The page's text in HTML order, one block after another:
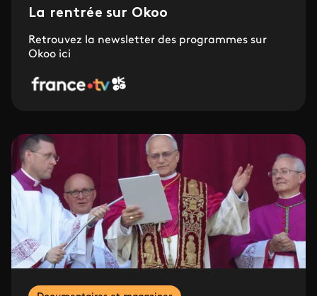
La rentrée sur Okoo
Retrouvez la newsletter des programmes sur
Okoo ici